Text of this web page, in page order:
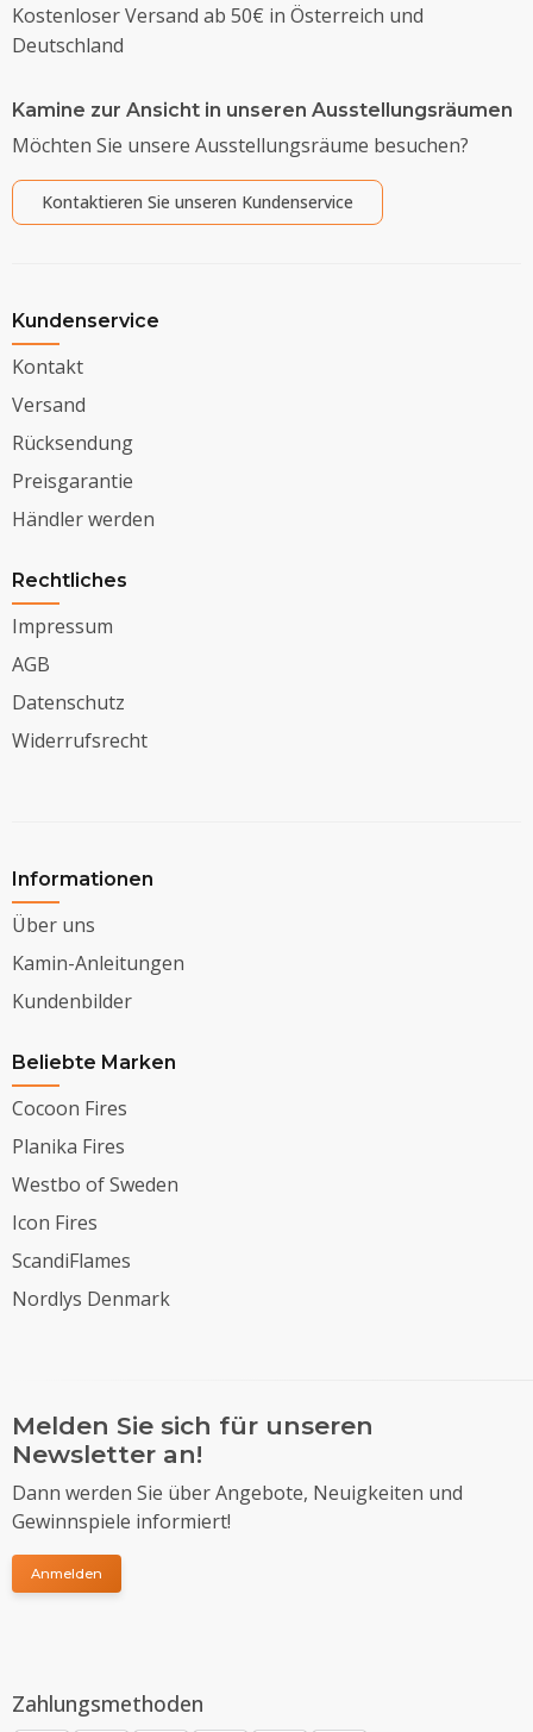
Kostenloser Versand ab 50€ in Österreich und
Deutschland
Kamine zur Ansicht in unseren Ausstellungsräumen
Möchten Sie unsere Ausstellungsräume besuchen?
Kontaktieren Sie unseren Kundenservice
Kundenservice
Kontakt
Versand
Rücksendung
Preisgarantie
Händler werden
Rechtliches
Impressum
AGB
Datenschutz
Widerrufsrecht
Informationen
Über uns
Kamin-Anleitungen
Kundenbilder
Beliebte Marken
Cocoon Fires
Planika Fires
Westbo of Sweden
Icon Fires
ScandiFlames
Nordlys Denmark
Melden Sie sich für unseren
Newsletter an!
Dann werden Sie über Angebote, Neuigkeiten und
Gewinnspiele informiert!
Anmelden
Zahlungsmethoden